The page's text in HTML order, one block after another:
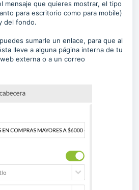
mensaje que quieres mostrar, el tipo
para escritorio como para mobile)
del fondo.
sumarle un enlace, para que al
lleve a alguna página interna de tu
externa o a un correo